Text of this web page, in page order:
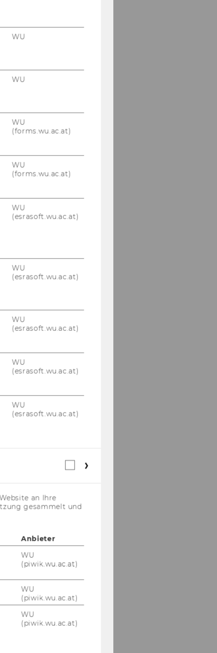
WU
WU
WU
(forms.wu.ac.at)
WU
(forms.wu.ac.at)
WU
(esrasoft.wu.ac.at)
WU
(esrasoft.wu.ac.at)
WU
(esrasoft.wu.ac.at)
WU
(esrasoft.wu.ac.at)
WU
(esrasoft.wu.ac.at)
Webstatistik
an Ihre
gesammelt und
Anbieter
WU
(piwik.wu.ac.at)
WU
(piwik.wu.ac.at)
WU
(piwik.wu.ac.at)